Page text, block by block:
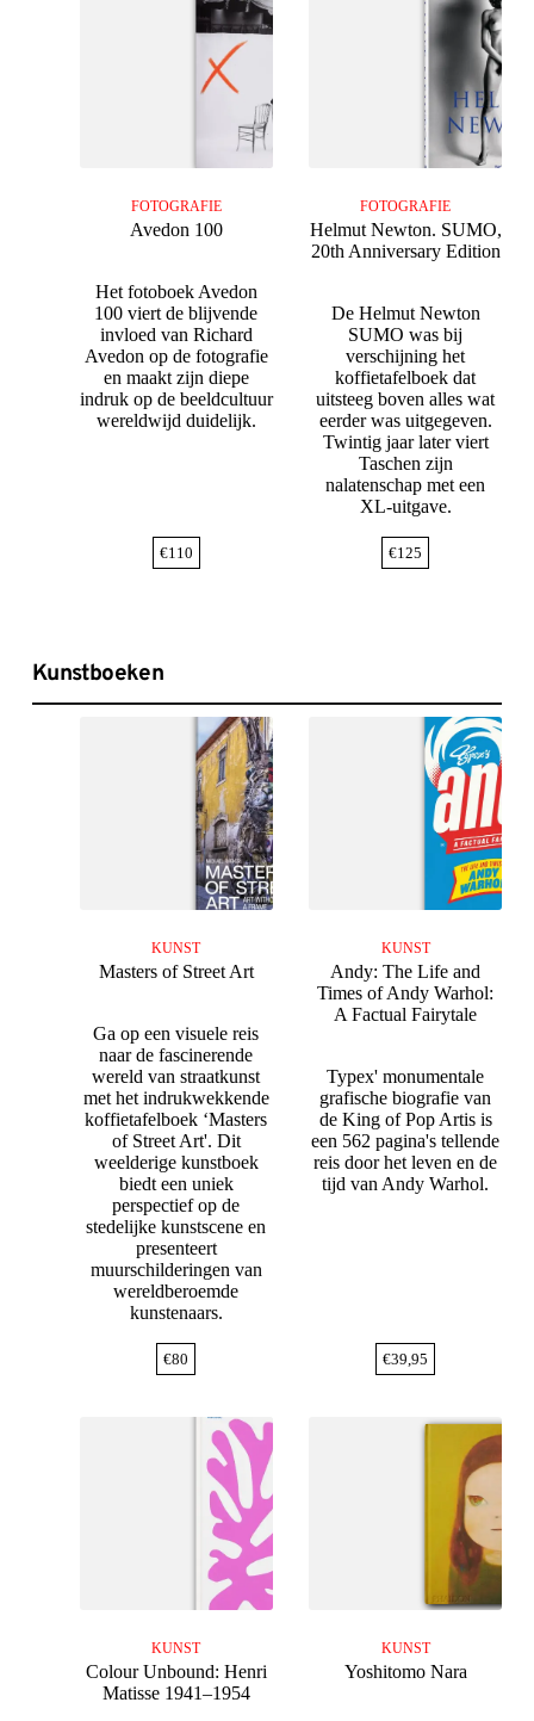
FOTOGRAFIE
Avedon 100
Het fotoboek Avedon
100 viert de blijvende
invloed van Richard
Avedon op de fotografie
en maakt zijn diepe
indruk op de beeldcultuur
wereldwijd duidelijk.
€110
FOTOGRAFIE
Helmut Newton. SUMO,
20th Anniversary Edition
De Helmut Newton
SUMO was bij
verschijning het
koffietafelboek dat
uitsteeg boven alles wat
eerder was uitgegeven.
Twintig jaar later viert
Taschen zijn
nalatenschap met een
XL-uitgave.
€125
Kunstboeken
KUNST
Masters of Street Art
Ga op een visuele reis
naar de fascinerende
wereld van straatkunst
met het indrukwekkende
koffietafelboek ‘Masters
of Street Art'. Dit
weelderige kunstboek
biedt een uniek
perspectief op de
stedelijke kunstscene en
presenteert
muurschilderingen van
wereldberoemde
kunstenaars.
€80
KUNST
Andy: The Life and
Times of Andy Warhol:
A Factual Fairytale
Typex' monumentale
grafische biografie van
de King of Pop Artis is
een 562 pagina's tellende
reis door het leven en de
tijd van Andy Warhol.
€39,95
KUNST
Colour Unbound: Henri
Matisse 1941–1954
KUNST
Yoshitomo Nara